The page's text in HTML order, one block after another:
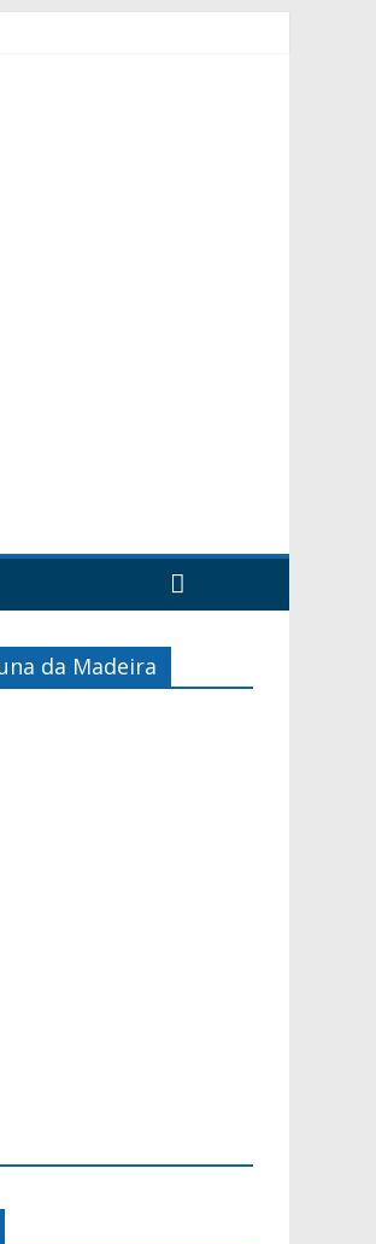
da Madeira